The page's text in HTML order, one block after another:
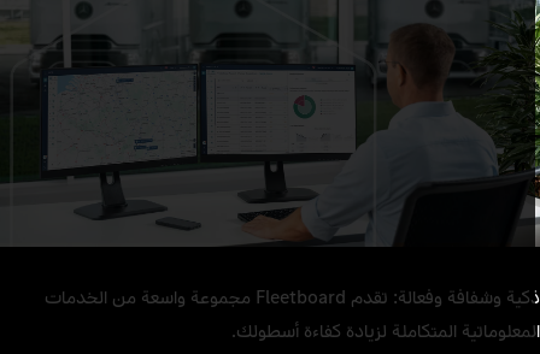
ذكية وشفافة وفعالة: تقدم Fleetboard مجموعة واسعة من الخدمات
المتكاملة لزيادة كفاءة أسطولك.